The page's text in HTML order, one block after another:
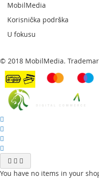
MobilMedia
Korisnička podrška
U fokusu
© 2018 MobilMedia.
You have no items in your